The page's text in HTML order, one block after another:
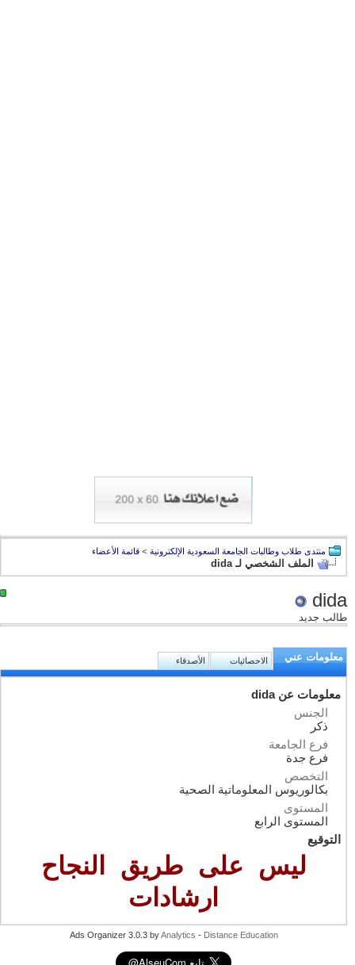
منتدى طلاب وطالبات الجامعة السعودية الإلكترونية > قائمة الأعضاء
الملف الشخصي لـ dida
dida
طالب جديد
معلومات عني الاحصائيات الأصدقاء
معلومات عن dida
الجنس
ذكر
فرع الجامعة
فرع جدة
التخصص
بكالوريوس المعلوماتية الصحية
المستوى
المستوى الرابع
التوقيع
ليس على طريق النجاح
ارشادات
Ads Organizer 3.0.3 byAnalytics -Distance Education